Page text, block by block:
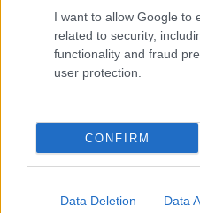
I want to allow Google to
related to security,
functionality and fraud
user protection.
CONFIRM
Data Deletion Data